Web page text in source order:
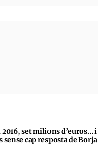
2016, set milions d’euros… i
sense cap resposta de Borja